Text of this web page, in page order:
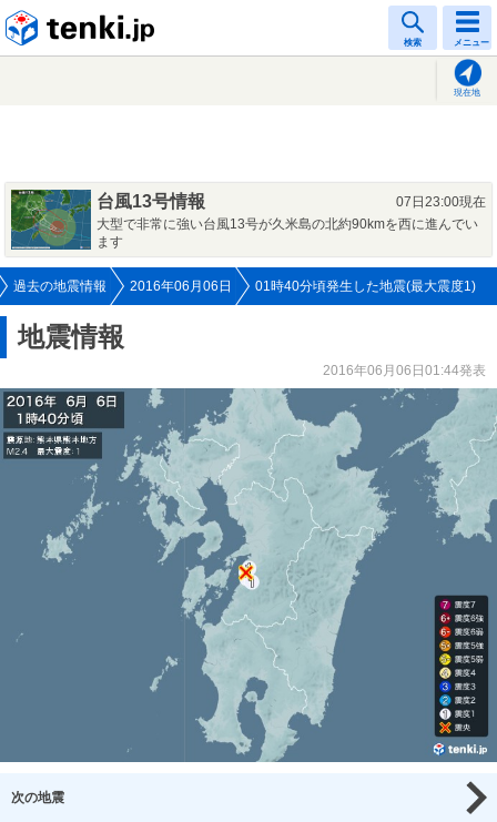
検索 メニュー
現在地
台風13号情報
07日23:00現在
大型で非常に強い台風13号が久米島の北約90kmを西に進んでい
ます
過去の地震情報 2016年06月06日 01時40分頃発生した地震(最大震度1)
地震情報
2016年06月06日01:44発表
次の地震